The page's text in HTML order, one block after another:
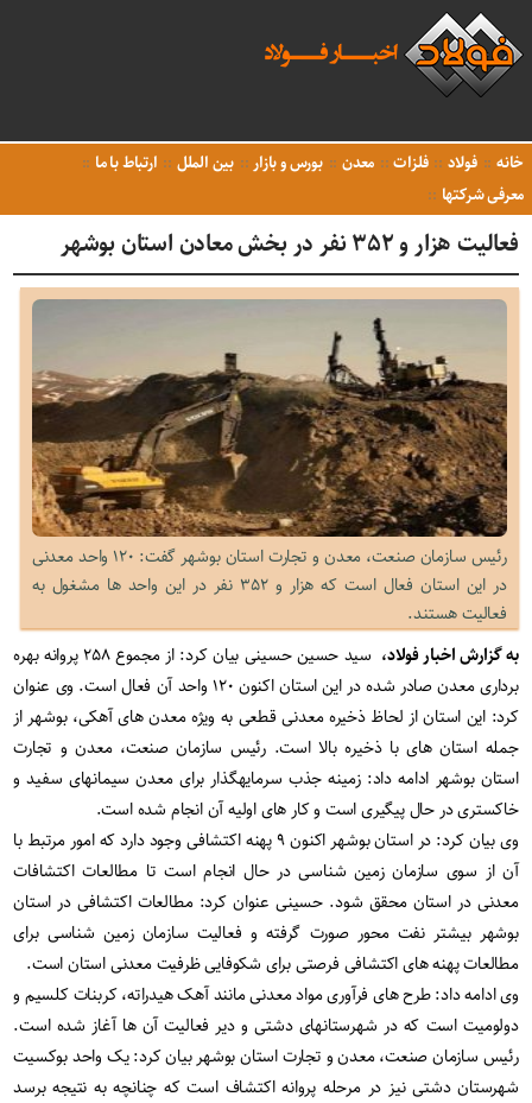
خانه فولاد فلزات معدن بورس و بازار بین الملل
ارتباط با ما
معرفی شرکتها
فعالیت هزار و ۳۵۲ نفر در بخش معادن استان بوشهر
رئیس سازمان صنعت، معدن و تجارت استان بوشهر گفت: ۱۲۰ واحد معدنی
در این استان فعال است که هزار و ۳۵۲ نفر در این واحد ها مشغول به
فعالیت هستند.
به گزارش اخبار فولاد،
سید حسین حسینی بیان کرد: از مجموع ۲۵۸ پروانه ‎بهره
برداری معدن صادر شده در این استان اکنون ۱۲۰ واحد آن فعال است. وی عنوان
کرد: این استان از لحاظ ذخیره معدنی قطعی به ویژه معدن ‏های آهکی، بوشهر از
جمله استان‏ های با ذخیره بالا است. رئیس سازمان صنعت، معدن و تجارت
استان بوشهر ادامه داد: زمینه جذب سرمایه‎گذار برای معدن‏ سیمان‎های سفید و
خاکستری در حال پیگیری است و کار های اولیه آن انجام شده است.
وی بیان کرد: در استان بوشهر اکنون ۹ پهنه اکتشافی وجود دارد که امور مرتبط با
آن از سوی سازمان زمین شناسی در حال انجام است تا مطالعات اکتشافات
معدنی در استان محقق شود. حسینی عنوان کرد: مطالعات اکتشافی در استان
بوشهر بیشتر نفت محور صورت گرفته و فعالیت سازمان زمین شناسی برای
مطالعات پهنه‏ های اکتشافی فرصتی برای شکوفایی ظرفیت معدنی استان است.
وی ادامه داد: طرح های فرآوری مواد معدنی مانند آهک هیدراته، کربنات کلسیم و
دولومیت است که در شهرستان‏های دشتی و دیر فعالیت آن ها آغاز شده است.
رئیس سازمان صنعت، معدن و تجارت استان بوشهر بیان کرد: یک واحد بوکسیت
شهرستان دشتی نیز در مرحله پروانه اکتشاف است که چنانچه به نتیجه برسد